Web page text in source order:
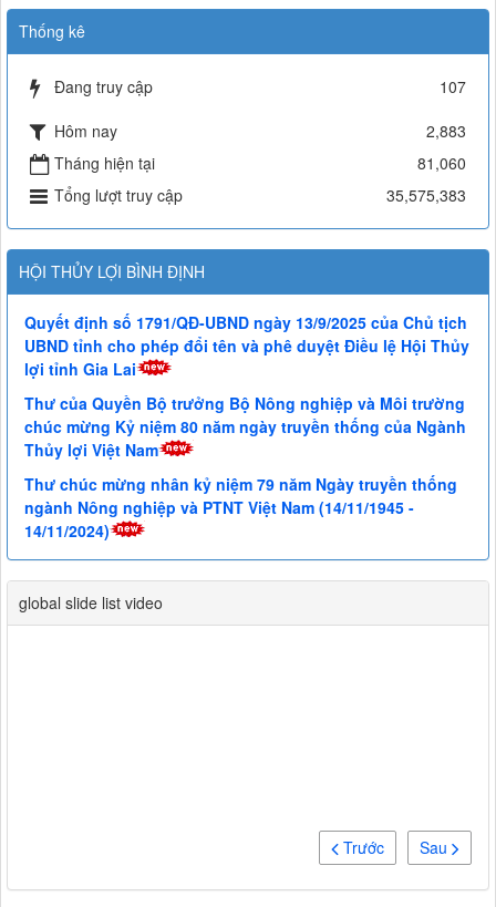
Thống kê
Đang truy cập
107
Hôm nay
2,883
Tháng hiện tại
81,060
Tổng lượt truy cập
35,575,383
HỘI THỦY LỢI BÌNH ĐỊNH
Quyết định số 1791/QĐ-UBND ngày 13/9/2025 của Chủ tịch
UBND tỉnh cho phép đổi tên và phê duyệt Điều lệ Hội Thủy
lợi tỉnh Gia Lai
Thư của Quyền Bộ trưởng Bộ Nông nghiệp và Môi trường
chúc mừng Kỷ niệm 80 năm ngày truyền thống của Ngành
Thủy lợi Việt Nam
Thư chúc mừng nhân kỷ niệm 79 năm Ngày truyền thống
ngành Nông nghiệp và PTNT Việt Nam (14/11/1945 -
14/11/2024)
global slide list video
Sau
Trước